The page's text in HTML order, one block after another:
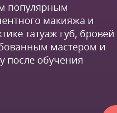
популярным
макияжа и
татуаж губ,
мастером и
после обучения